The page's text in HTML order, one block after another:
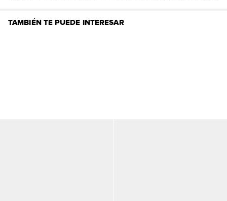
TAMBIÉN TE PUEDE INTERESAR